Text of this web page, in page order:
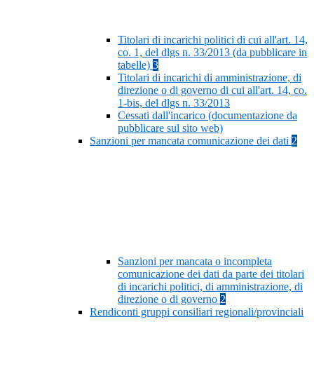
Titolari di incarichi politici di cui all'art. 14,
co. 1, del dlgs n. 33/2013 (da pubblicare in
tabelle) 3
Titolari di incarichi di amministrazione, di
direzione o di governo di cui all'art. 14, co.
1-bis, del dlgs n. 33/2013
Cessati dall'incarico (documentazione da
pubblicare sul sito web)
Sanzioni per mancata comunicazione dei dati 2
Sanzioni per mancata o incompleta
comunicazione dei dati da parte dei titolari
di incarichi politici, di amministrazione, di
direzione o di governo 2
Rendiconti gruppi consiliari regionali/provinciali